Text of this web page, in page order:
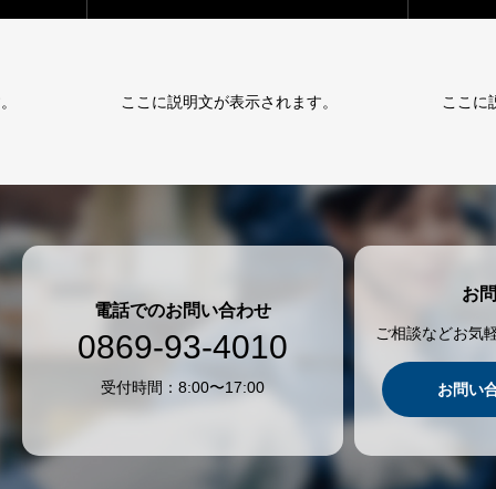
ここに説明文が表示されます。 ここに
電話でのお問い合わせ
0869-93-4010
受付時間：8:00〜17:00
お
ご相談などお気
お問い